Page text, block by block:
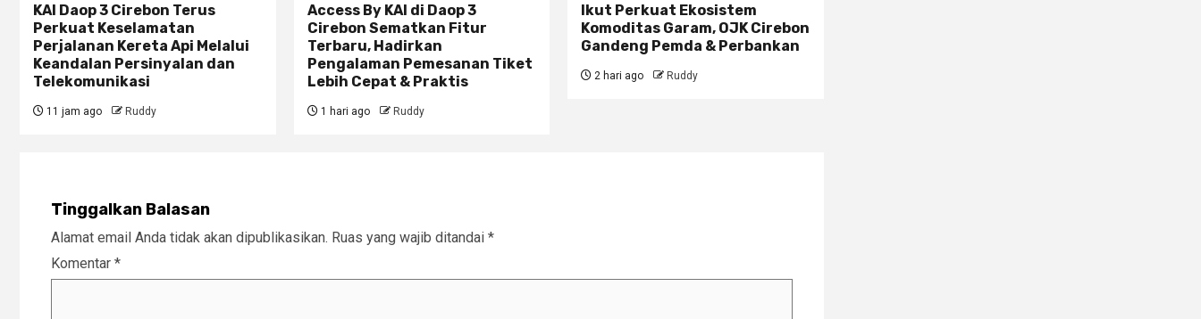
KAI Daop 3 Cirebon Terus
Perkuat Keselamatan
Perjalanan Kereta Api Melalui
Keandalan Persinyalan dan
Telekomunikasi
11 jam ago Ruddy
Access By KAI di Daop 3
Cirebon Sematkan Fitur
Terbaru, Hadirkan
Pengalaman Pemesanan Tiket
Lebih Cepat & Praktis
1 hari ago Ruddy
Ikut Perkuat Ekosistem
Komoditas Garam, OJK Cirebon
Gandeng Pemda & Perbankan
2 hari ago Ruddy
Tinggalkan Balasan
Alamat email Anda tidak akan dipublikasikan. Ruas yang wajib ditandai *
Komentar *